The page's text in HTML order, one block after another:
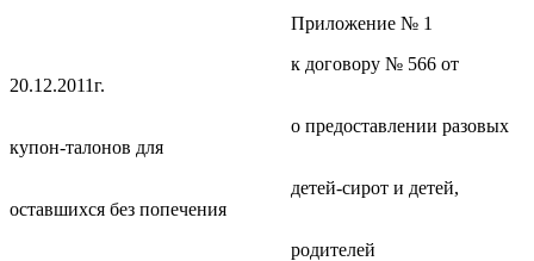
Приложение № 1
к договору № 566 от
20.12.2011г.
о предоставлении разовых
купон-талонов для
детей-сирот и детей,
оставшихся без попечения
родителей